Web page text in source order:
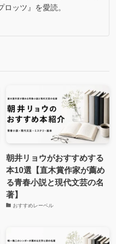
ッツ』を愛読。
朝井リョウがおすすめする
本10選【直木賞作家が薦め
る青春小説と現代文芸の名
著】
おすすめレーベル